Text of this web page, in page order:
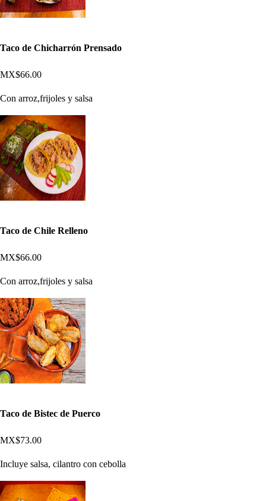
Taco de Chicharrón Prensado
MX$66.00
Con arroz,frijoles y salsa
Taco de Chile Relleno
MX$66.00
Con arroz,frijoles y salsa
Taco de Bistec de Puerco
MX$73.00
Incluye salsa, cilantro con cebolla